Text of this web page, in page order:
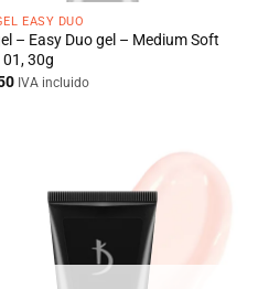
EASY DUO
– Easy Duo gel – Medium Soft
30g
IVA incluido